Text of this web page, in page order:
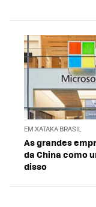
EM XATAKA BRASIL
As grandes
da China como
disso